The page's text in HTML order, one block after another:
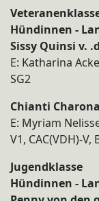
Hündinnen -
Sissy Quinsi v.
E: Katharina
SG2
Chianti
E: Myriam
V1, CAC(VDH)-
Jugendklasse
Hündinnen -